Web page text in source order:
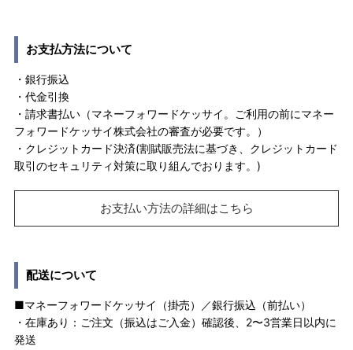
お支払方法について
・銀行振込
・代金引換
・請求書払い（マネーフォワードケッサイ。ご利用の前にマネー
フォワードケッサイ株式会社の審査が必要です。）
・クレジットカード決済(割賦販売法に基づき、クレジットカード
取引のセキュリティ対策に取り組んでおります。)
お支払い方法の詳細はこちら
配送について
■マネーフォワードケッサイ（掛売）／銀行振込（前払い）
・在庫あり：ご注文（振込はご入金）確認後、2〜3営業日以内に
発送